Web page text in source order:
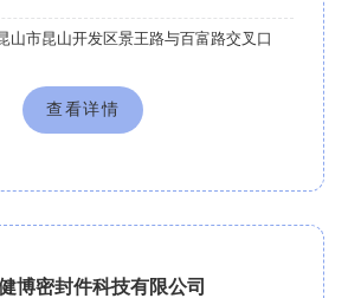
山市昆山开发区景王路与百富路交叉口
查看详情
博密封件科技有限公司